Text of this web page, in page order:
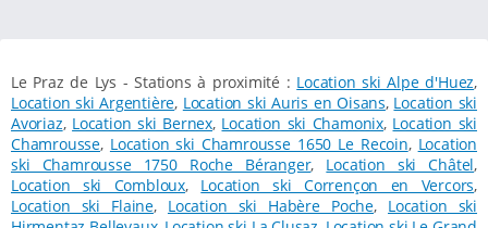
Le Praz de Lys - Stations à proximité : Location ski Alpe d'Huez,
Location ski Argentière, Location ski Auris en Oisans, Location ski
Avoriaz, Location ski Bernex, Location ski Chamonix, Location ski
Chamrousse, Location ski Chamrousse 1650 Le Recoin, Location
ski Chamrousse 1750 Roche Béranger, Location ski Châtel,
Location ski Combloux, Location ski Corrençon en Vercors,
Location ski Flaine, Location ski Habère Poche, Location ski